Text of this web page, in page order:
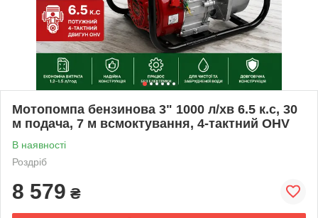
Мотопомпа бензинова 3" 1000 л/хв 6.5 к.с, 30
м подача, 7 м всмоктування, 4-тактний OHV
В наявності
Роздріб
8 579 ₴